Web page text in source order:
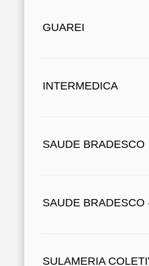
GUAREI
INTERMEDICA
SAUDE BRADESCO
SAUDE
SULAMERIA